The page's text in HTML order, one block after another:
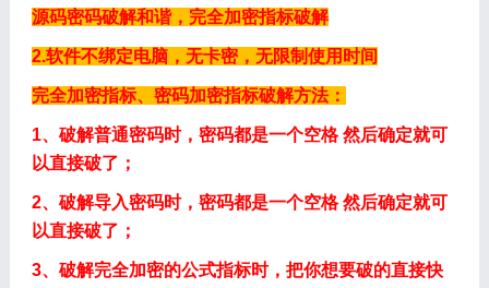
源码密码破解和谐，完全加密指标破解
2.软件不绑定电脑，无卡密，无限制使用时间
完全加密指标、密码加密指标破解方法：
1、破解普通密码时，密码都是一个空格 然后确定就可
以直接破了；
2、破解导入密码时，密码都是一个空格 然后确定就可
以直接破了；
3、破解完全加密的公式指标时，把你想要破的直接快